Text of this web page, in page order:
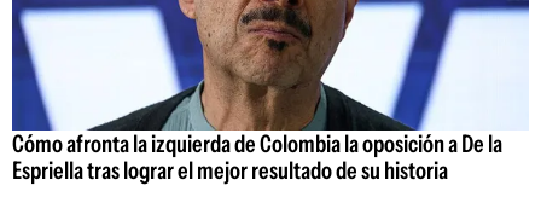
Cómo afronta la izquierda de Colombia la oposición a De la
Espriella tras lograr el mejor resultado de su historia